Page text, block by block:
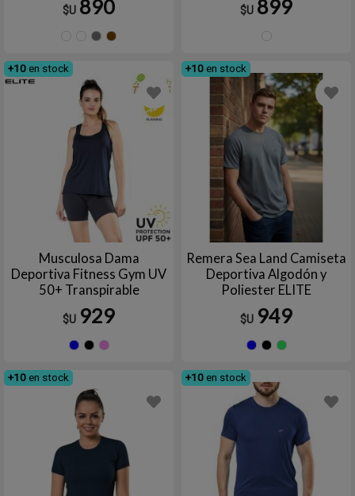
$U 890 $U 899
+10 en stock
Musculosa Dama
Deportiva Fitness Gym UV
50+ Transpirable
Poliamida ELITE
$U 929
+10 en stock
Remera Sea Land Camiseta
Deportiva Algodón y
Poliester ELITE
$U 949
+10 en stock +10 en stock